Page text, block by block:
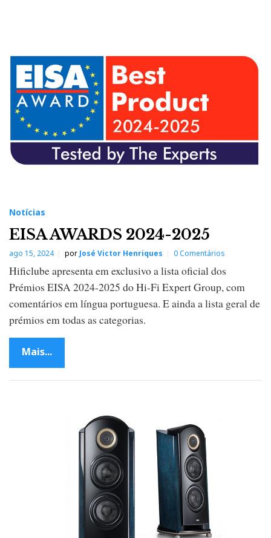
Notícias
EISA AWARDS 2024-2025
ago 15, 2024 por José Victor Henriques 0 Comentários
Hificlube apresenta em exclusivo a lista oficial dos
Prémios EISA 2024-2025 do Hi-Fi Expert Group, com
comentários em língua portuguesa. E ainda a lista geral de
prémios em todas as categorias.
Mais...